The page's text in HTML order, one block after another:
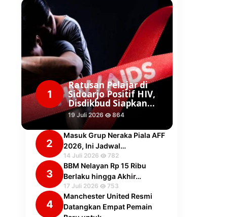
1
Ratusan Pelajar di
Sidoarjo Positif HIV,
Disdikbud Siapkan…
19 Juli 2026 864
2
Masuk Grup Neraka Piala AFF
2026, Ini Jadwal…
14 Juli 2026 782
3
BBM Nelayan Rp 15 Ribu
Berlaku hingga Akhir…
17 Juli 2026 753
4
Manchester United Resmi
Datangkan Empat Pemain